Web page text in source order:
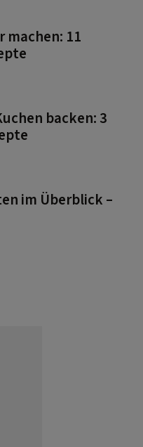
machen: 11
backen: 3
im Überblick –